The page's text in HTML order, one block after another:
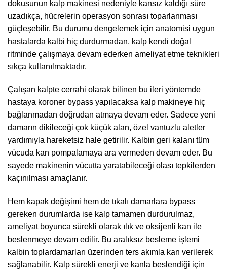
dokusunun kalp makinesi nedeniyle kansız kaldığı süre
uzadıkça, hücrelerin operasyon sonrası toparlanması
güçleşebilir. Bu durumu dengelemek için anatomisi uygun
hastalarda kalbi hiç durdurmadan, kalp kendi doğal
ritminde çalışmaya devam ederken ameliyat etme teknikleri
sıkça kullanılmaktadır.
Çalışan kalpte cerrahi olarak bilinen bu ileri yöntemde
hastaya koroner bypass yapılacaksa kalp makineye hiç
bağlanmadan doğrudan atmaya devam eder. Sadece yeni
damarın dikileceği çok küçük alan, özel vantuzlu aletler
yardımıyla hareketsiz hale getirilir. Kalbin geri kalanı tüm
vücuda kan pompalamaya ara vermeden devam eder. Bu
sayede makinenin vücutta yaratabileceği olası tepkilerden
kaçınılması amaçlanır.
Hem kapak değişimi hem de tıkalı damarlara bypass
gereken durumlarda ise kalp tamamen durdurulmaz,
ameliyat boyunca sürekli olarak ılık ve oksijenli kan ile
beslenmeye devam edilir. Bu aralıksız besleme işlemi
kalbin toplardamarları üzerinden ters akımla kan verilerek
sağlanabilir. Kalp sürekli enerji ve kanla beslendiği için